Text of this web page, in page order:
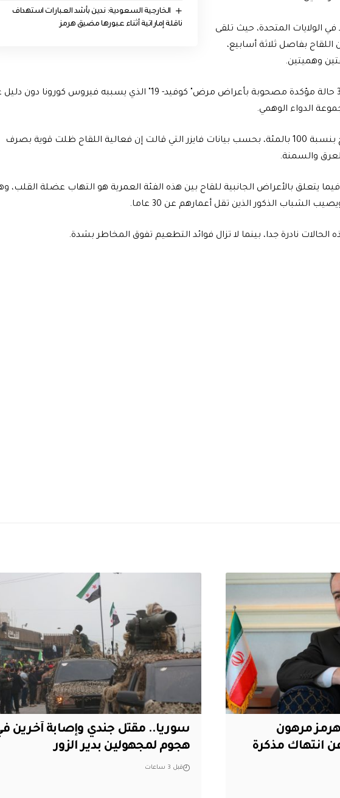
‏الخارجية السعودية: ندين بأشد العبارات استهداف
ناقلة إماراتية أثناء عبورها مضيق هرمز
2228 طفلا في الولايات المتحدة، حيث تلقى
بفاصل ثلاثة أسابيع،
وهميتين.
وكان من بين المشاركين، 30 حالة مؤكدة مصحوبة بأعراض مرض" كوفيد- 19" الذي يسببه فيروس كورونا
الدواء الوهمي.
وهذا يتسق مع فعالية لقاح بنسبة 100 بالمئة، بحسب بيانات فايزر التي قالت إن فعالية اللقاح ظلت قوية بصرف
والسمنة.
يتعلق بالأعراض الجانبية للقاح بين هذه الفئة العمرية هو التهاب عضلة القلب،
الشباب الذكور الذين تقل أعمارهم عن 30 عاما.
نادرة جدا، بينما لا تزال فوائد التطعيم تفوق المخاطر بشدة.
مرهون
انتهاك مذكرة
سوريا.. مقتل جندي وإصابة آخرين
هجوم لمجهولين بدير الزور
قبل 3 ساعات